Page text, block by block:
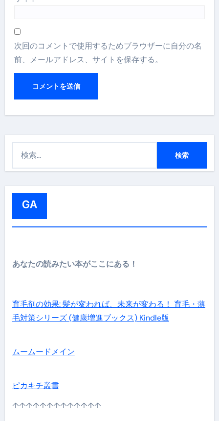
次回のコメントで使用するためブラウザーに自分の名
前、メールアドレス、サイトを保存する。
GA
あなたの読みたい本がここにある！
育毛剤の効果: 髪が変われば、未来が変わる！ 育毛・薄
毛対策シリーズ (健康増進ブックス) Kindle版
ムームードメイン
ピカキチ叢書
↑↑↑↑↑↑↑↑↑↑↑↑↑